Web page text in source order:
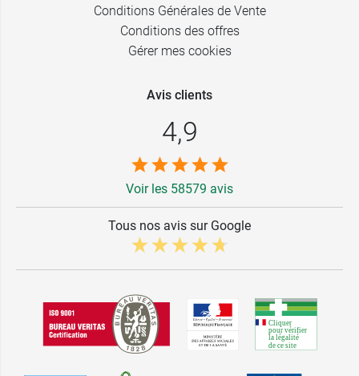
Conditions Générales de Vente
Conditions des offres
Gérer mes cookies
Avis clients
4,9
Voir les 58579 avis
Tous nos avis sur Google